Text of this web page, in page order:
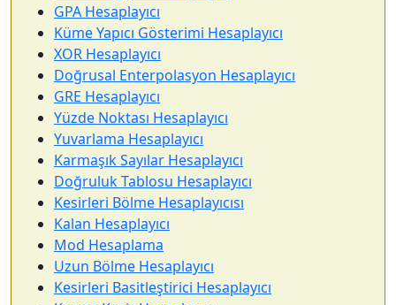
GPA Hesaplayıcı
Küme Yapıcı Gösterimi Hesaplayıcı
XOR Hesaplayıcı
Doğrusal Enterpolasyon Hesaplayıcı
GRE Hesaplayıcı
Yüzde Noktası Hesaplayıcı
Yuvarlama Hesaplayıcı
Karmaşık Sayılar Hesaplayıcı
Doğruluk Tablosu Hesaplayıcı
Kesirleri Bölme Hesaplayıcısı
Kalan Hesaplayıcı
Mod Hesaplama
Uzun Bölme Hesaplayıcı
Kesirleri Basitleştirici Hesaplayıcı